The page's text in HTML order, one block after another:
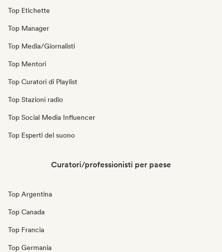
Top Etichette
Top Manager
Top Media/Giornalisti
Top Mentori
Top Curatori di Playlist
Top Stazioni radio
Top Social Media Influencer
Top Esperti del suono
Curatori/professionisti per paese
Top Argentina
Top Canada
Top Francia
Top Germania